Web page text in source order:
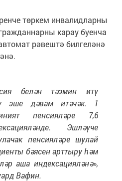
төркем инвалидларны
карау буенча
рәвештә билгеләнә
белән тәэмин итү
эше дәвам итәчәк. 1
пенсияләре 7,6
Эшләүче
пенсияләре шулай
бәясен арттыру һәм
аша индексацияләнә»,
Вафин.